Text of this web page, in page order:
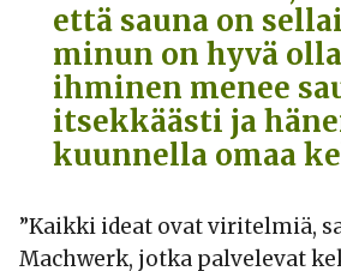
että sauna on
minun on hyvä
ihminen menee
itsekkäästi ja
kuunnella omaa
”Kaikki ideat ovat viritelmiä,
Machwerk, jotka palvelevat